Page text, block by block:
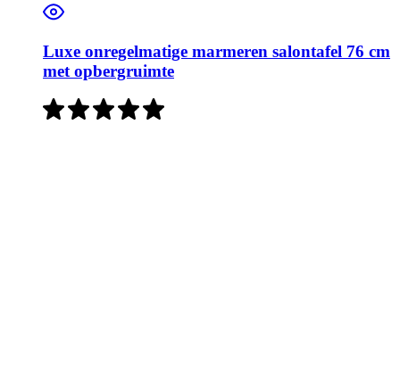
Luxe onregelmatige marmeren salontafel 76 cm
met opbergruimte